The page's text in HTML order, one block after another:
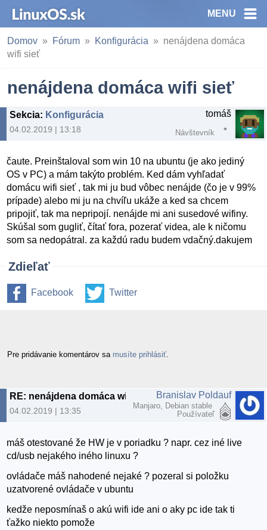
MENU
Domov Fórum Konfigurácia
nenájdena domáca
wifi sieť
nenájdena domáca wifi sieť
Sekcia: Konfigurácia
04.02.2019 | 13:18
tomáš
Návštevník
čaute. Preinštaloval som win 10 na ubuntu (je ako jediný
OS v PC) a mám takýto problém. Ked dám vyhľadať
domácu wifi sieť , tak mi ju bud vôbec nenájde (čo je v 99%
prípade) alebo mi ju na chvíľu ukáže a ked sa chcem
pripojiť, tak ma nepripojí. nenájde mi ani susedové wifiny.
Skúšal som gugliť, čítať fora, pozerať videa, ale k ničomu
som sa nedopátral. za každú radu budem vdačný.dakujem
Zdieľať
Facebook Twitter
Pre pridávanie komentárov sa musíte prihlásiť
RE: nenájdena domáca wifi sieť
04.02.2019 | 13:35
Branislav Poldauf
Manjaro, Debian stable
Používateľ
máš otestované že HW je v poriadku ? napr. cez iné live
cd/usb nejakého iného linuxu ?
ovládače máš nahodené nejaké ? pozeral si položku
uzatvorené ovládače v ubuntu
kedže neposmínaš o akú wifi ide ani o aky pc ide tak ti
ťažko niekto pomože